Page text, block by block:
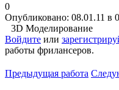
0
Опубликовано: 08.01.11 в
3D Моделирование
Войдите или
работы фрилансеров.
Предыдущая работа